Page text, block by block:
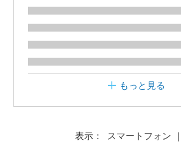
もっと見る
表示： スマートフォン ｜